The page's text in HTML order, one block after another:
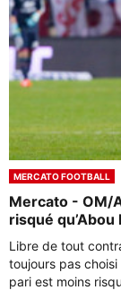
MERCATO FOOTBALL
Mercato - OM/
risqué qu’Abou
Libre de tout
toujours pas
pari est moins